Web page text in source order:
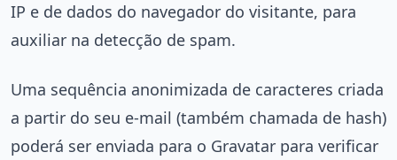
IP e de dados do navegador do visitante, para
auxiliar na detecção de spam.
Uma sequência anonimizada de caracteres criada
a partir do seu e-mail (também chamada de hash)
poderá ser enviada para o Gravatar para verificar